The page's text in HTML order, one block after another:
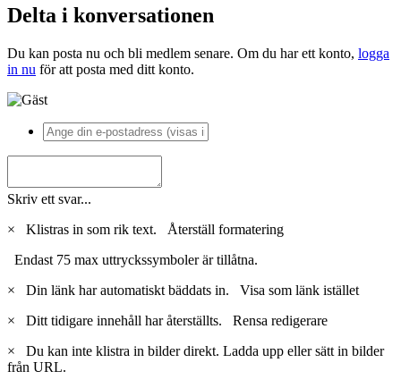
Delta i konversationen
Du kan posta nu och bli medlem senare. Om du har ett konto, logga
in nu för att posta med ditt konto.
Skriv ett svar...
×
Klistras in som rik text. Återställ formatering
Endast 75 max uttryckssymboler är tillåtna.
×
Din länk har automatiskt bäddats in. Visa som länk istället
×
Ditt tidigare innehåll har återställts. Rensa redigerare
×
Du kan inte klistra in bilder direkt. Ladda upp eller sätt in bilder
från URL.